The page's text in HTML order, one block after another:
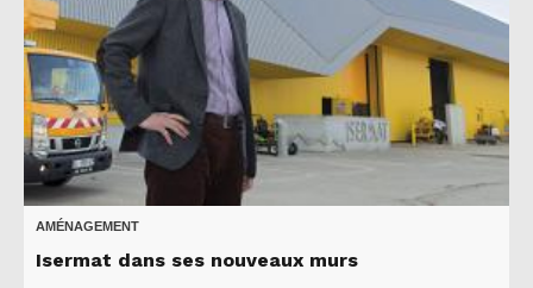
AMÉNAGEMENT
Isermat dans ses nouveaux murs